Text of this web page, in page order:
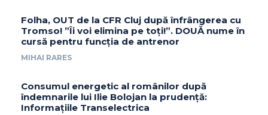
Folha, OUT de la CFR Cluj după înfrângerea cu
Tromso! ”Îi voi elimina pe toți!”. DOUĂ nume în
cursă pentru funcția de antrenor
MIHAI RARES
Consumul energetic al românilor după
îndemnarile lui Ilie Bolojan la prudență:
Informațiile Transelectrica